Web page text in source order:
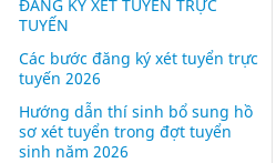
ĐĂNG KÝ XÉT TUYỂN TRỰC
TUYẾN
Các bước đăng ký xét tuyển trực
tuyến 2026
Hướng dẫn thí sinh bổ sung hồ
sơ xét tuyển trong đợt tuyển
sinh năm 2026